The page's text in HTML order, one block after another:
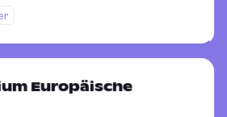
Europäische